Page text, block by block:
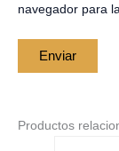
navegador para
Productos